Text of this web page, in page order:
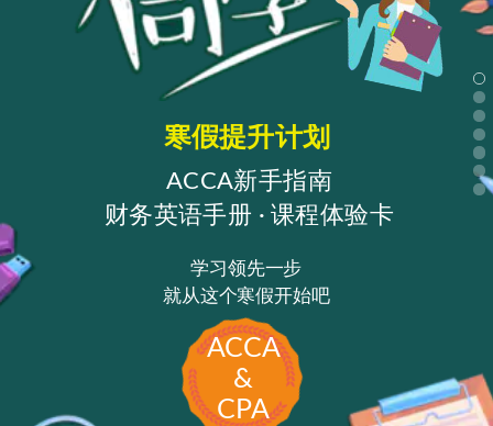
寒假提升计划
ACCA新手指南
财务英语手册 · 课程体验卡
ACCA
&
CPA
学习领先一步
就从这个寒假开始吧